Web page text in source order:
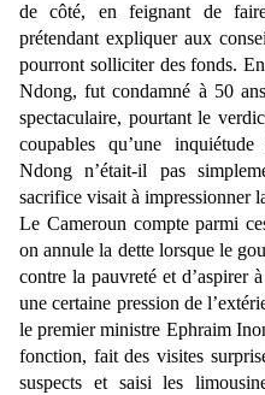
de côté, en feignant de
prétendant expliquer aux
pourront solliciter des fonds.
Ndong, fut condamné à 50
spectaculaire, pourtant le
coupables qu’une
Ndong n’était-il pas
sacrifice visait à impressionner
Le Cameroun compte parmi
on annule la dette lorsque le
contre la pauvreté et d’aspirer
une certaine pression de
le premier ministre Ephraim
fonction, fait des visites
suspects et saisi les